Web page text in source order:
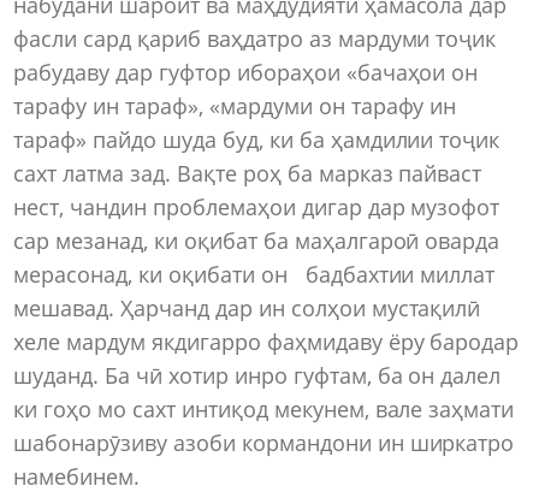
фасли сард қариб ваҳдат­ро аз мардуми тоҷик
рабудаву дар гуфтор ибораҳои «бачаҳои он
тарафу ин тараф», «мардуми он тарафу ин
тараф» пайдо шуда буд, ки ба ҳамдилии тоҷик
сахт латма зад. Вақте роҳ ба марказ пайваст
нест, чандин проблемаҳои дигар дар музофот
сар мезанад, ки оқибат ба маҳалгароӣ оварда
мерасонад, ки оқибати он бадбахтии миллат
мешавад. Ҳарчанд дар ин солҳои мустақилӣ
хеле мардум якдигарро фаҳмидаву ёру бародар
шуданд. Ба чӣ хотир инро гуфтам, ба он далел
ки гоҳо мо сахт интиқод мекунем, вале заҳмати
шабонарӯзиву азоби кормандони ин ширкатро
намебинем.